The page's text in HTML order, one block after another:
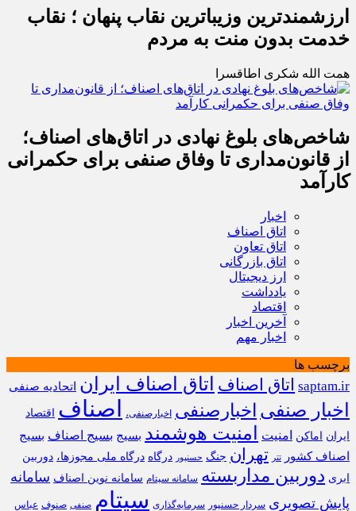
ارزشمندترین وزیباترین نقاب پنهان ؛ نقاب
خدمت بدون منت به مردم
همت الله شکری اطاقسرا
شاخص‌های بلوغ نهادی در اتاق‌های اصناف؛
از قانون‌مداری تا وفاق صنفی برای حکمرانی
کارآمد
اخبار
اتاق اصناف
اتاق تعاون
اتاق بازرگانی
ارز دیجیتال
یادداشت
اقتصاد
آخرین اخبار
اخبار مهم
برچسب ها
saptam.ir اتاق اصناف اتاق اصناف ایران اتحادیه صنفی
اخبار صنفی اخبارصنفی اخبارصنفی، اصناف
اقتصاد
ایران
اماکن امنیت امنیت هوشمند بسیج بسیج اصناف بسیج
اصناف کشور
تتر تهران جنگ حسنپور درگاه درگاه ملی مجوزها، دوربین
ابری دوربین مداربسته سامانه سپتام سامانه نوین اصناف سامانه
پایش تصویری سردار حسنپور سرمایه‌گذاری سپتام صنفی صنوف عباس